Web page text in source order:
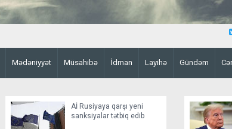
Mədəniyyət Müsahibə İdman Layihə Gündəm
Aİ Rusiyaya qarşı yeni
sanksiyalar tətbiq edib